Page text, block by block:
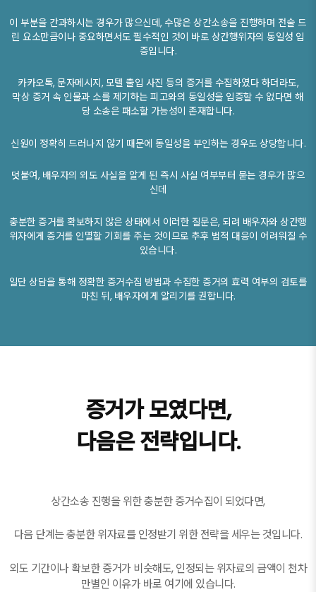
이 부분을 간과하시는 경우가 많으신데, 수많은 상간소송을 진행하며 전술 드
린 요소만큼이나 중요하면서도 필수적인 것이 바로 상간행위자의 동일성 입
증입니다.
카카오톡, 문자메시지, 모텔 출입 사진 등의 증거를 수집하였다 하더라도,
막상 증거 속 인물과 소를 제기하는 피고와의 동일성을 입증할 수 없다면 해
당 소송은 패소할 가능성이 존재합니다.
신원이 정확히 드러나지 않기 때문에 동일성을 부인하는 경우도 상당합니다.
덧붙여, 배우자의 외도 사실을 알게 된 즉시 사실 여부부터 묻는 경우가 많으
신데
​충분한 증거를 확보하지 않은 상태에서 이러한 질문은, 되려 배우자와 상간행
위자에게 증거를 인멸할 기회를 주는 것이므로 추후 법적 대응이 어려워질 수
있습니다.
일단 상담을 통해 정확한 증거수집 방법과 수집한 증거의 효력 여부의 검토를
마친 뒤, 배우자에게 알리기를 권합니다.
증거가 모였다면,
다음은 전략입니다.
상간소송 진행을 위한 충분한 증거수집이 되었다면,
다음 단계는 충분한 위자료를 인정받기 위한 전략을 세우는 것입니다.
외도 기간이나 확보한 증거가 비슷해도, 인정되는 위자료의 금액이 천차
만별인 이유가 바로 여기에 있습니다.